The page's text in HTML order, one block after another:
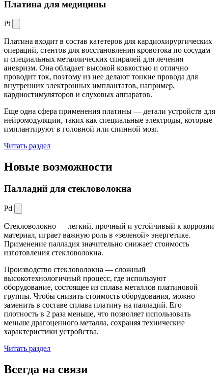
Платина для медицины
Pt
Платина входит в состав катетеров для кардиохирургических
операций, стентов для восстановления кровотока по сосудам
и специальных металлических спиралей для лечения
аневризм. Она обладает высокой ковкостью и отлично
проводит ток, поэтому из нее делают тонкие провода для
внутренних электронных имплантатов, например,
кардиостимуляторов и слуховых аппаратов.
Еще одна сфера применения платины — детали устройств для
нейромодуляции, таких как специальные электроды, которые
имплантируют в головной или спинной мозг.
Читать раздел
Новые возможности
Палладий для стекловолокна
Pd
Стекловолокно — легкий, прочный и устойчивый к коррозии
материал, играет важную роль в «зеленой» энергетике.
Применение палладия значительно снижает стоимость
изготовления стекловолокна.
Производство стекловолокна — сложный
высокотехнологичный процесс, где используют
оборудование, состоящее из сплава металлов платиновой
группы. Чтобы снизить стоимость оборудования, можно
заменить в составе сплава платину на палладий. Его
плотность в 2 раза меньше, что позволяет использовать
меньше драгоценного металла, сохраняя технические
характеристики устройства.
Читать раздел
Всегда на связи